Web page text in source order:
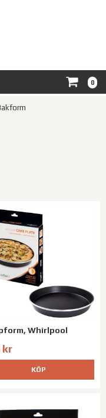
0
Whirlpool
kr
KÖP